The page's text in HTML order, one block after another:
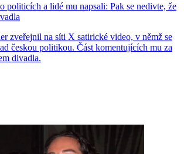
politicích a lidé mu napsali: Pak se nedivte, že
zveřejnil na síti X satirické video, v němž se
českou politikou. Část komentujících mu za
divadla.